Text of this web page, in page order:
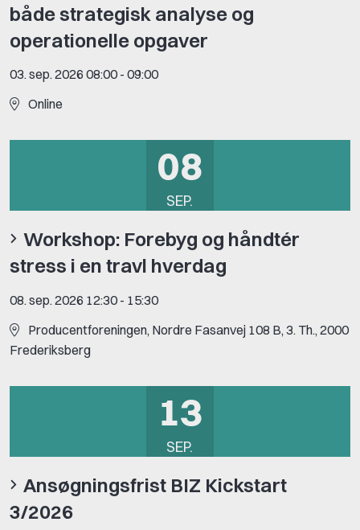
både strategisk analyse og
operationelle opgaver
03. sep. 2026 08:00 - 09:00
Online
08
SEP.
Workshop: Forebyg og håndtér
stress i en travl hverdag
08. sep. 2026 12:30 - 15:30
Producentforeningen, Nordre Fasanvej 108 B, 3. Th., 2000
Frederiksberg
13
SEP.
Ansøgningsfrist BIZ Kickstart
3/2026